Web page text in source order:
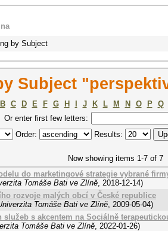
by Subject
Subject
B C D E F G H J K L M N O P
Q
Or enter first few letters:
Order: Results:
Now showing items 1-7 of 7
do marketingové strategie vybrané
Tomáše Bati ve Zlíně, 2018-12-14)
rozvoje malých obcí v České republice
Tomáše Bati ve Zlíně, 2009-05-04)
služeb s akcentem na Sociálně
Tomáše Bati ve Zlíně, 2022-01-26)